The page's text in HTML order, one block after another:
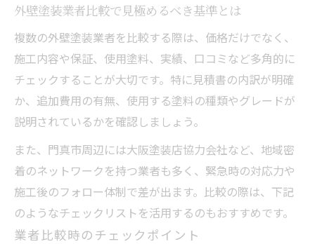
外壁塗装業者比較で見極めるべき基準とは
複数の外壁塗装業者を比較する際は、価格だけでなく、
施工内容や保証、使用塗料、実績、口コミなど多角的に
チェックすることが大切です。特に見積書の内訳が明確
か、追加費用の有無、使用する塗料の種類やグレードが
説明されているかを確認しましょう。
また、門真市周辺には大阪塗装店協力会社など、地域密
着のネットワークを持つ業者も多く、緊急時の対応力や
施工後のフォロー体制で差が出ます。比較の際は、下記
のようなチェックリストを活用するのもおすすめです。
業者比較時のチェックポイント